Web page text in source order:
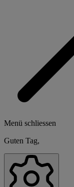
Menü schliessen
Guten Tag,